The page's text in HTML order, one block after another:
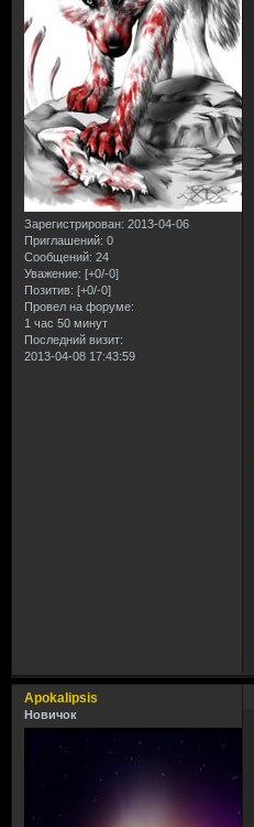
Зарегистрирован: 2013-04-06
Приглашений: 0
Сообщений: 24
Уважение: [+0/-0]
Позитив: [+0/-0]
Провел на форуме:
1 час 50 минут
Последний визит:
2013-04-08 17:43:59
Apokalipsis
Новичок